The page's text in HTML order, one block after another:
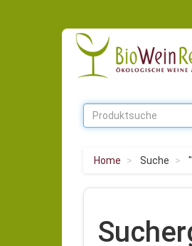
Home Suche